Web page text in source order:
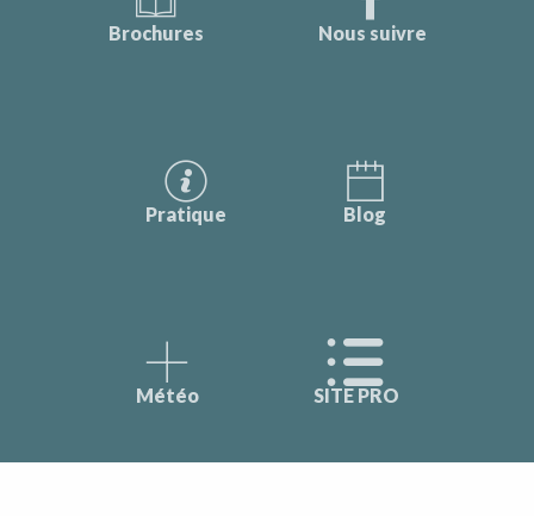
Brochures Nous suivre
Pratique Blog
Météo SITE PRO